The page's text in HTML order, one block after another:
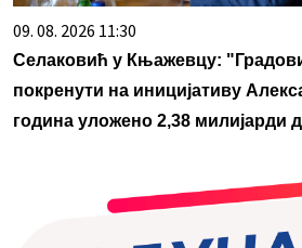
09. 08. 2026 11:30
Селаковић у Књажевцу:
покренути на иницијативу
година уложено 2,38 милијарди